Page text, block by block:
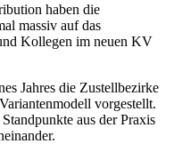
haben die
massiv auf das
Kollegen im neuen KV
Jahres die Zustellbezirke
vorgestellt.
aus der Praxis